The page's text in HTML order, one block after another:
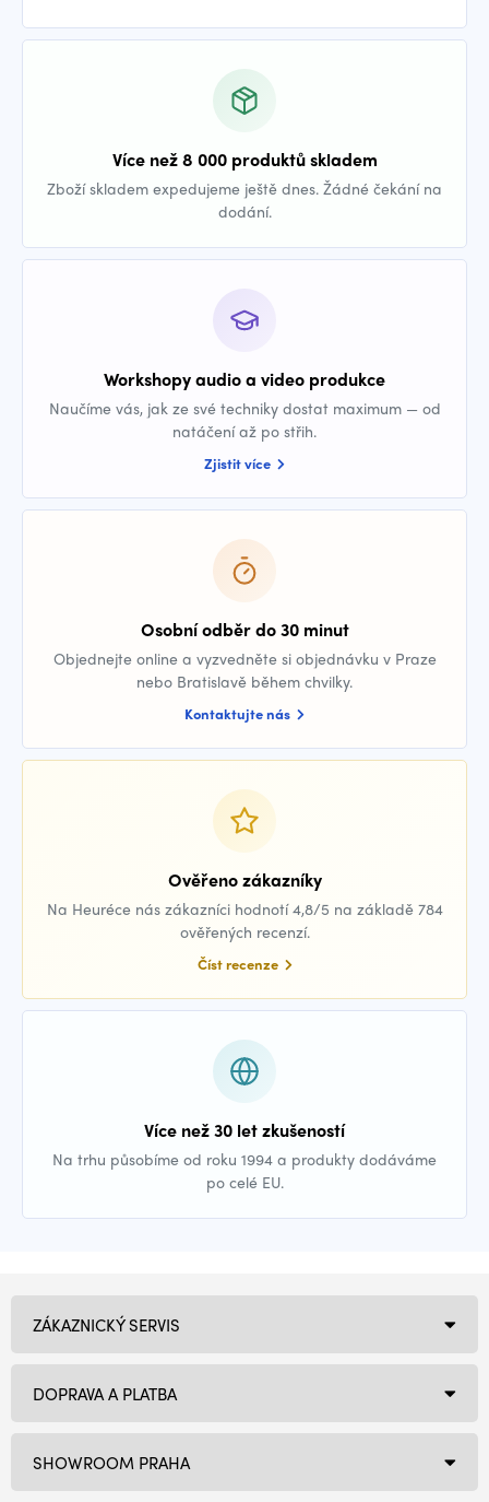
Více než 8 000 produktů skladem
Zboží skladem expedujeme ještě dnes. Žádné čekání na
dodání.
Workshopy audio a video produkce
Naučíme vás, jak ze své techniky dostat maximum — od
natáčení až po střih.
Zjistit více
Osobní odběr do 30 minut
Objednejte online a vyzvedněte si objednávku v Praze
nebo Bratislavě během chvilky.
Kontaktujte nás
Ověřeno zákazníky
Na Heuréce nás zákazníci hodnotí 4,8/5 na základě 784
ověřených recenzí.
Číst recenze
Více než 30 let zkušeností
Na trhu působíme od roku 1994 a produkty dodáváme
po celé EU.
SHOWROOM PRAHA
ZÁKAZNICKÝ SERVIS
DOPRAVA A PLATBA